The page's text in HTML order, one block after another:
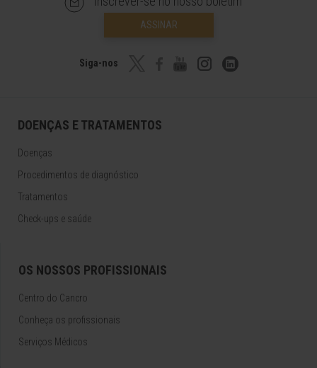
ASSINAR
Siga-nos
DOENÇAS E TRATAMENTOS
Doenças
Procedimentos de diagnóstico
Tratamentos
Check-ups e saúde
OS NOSSOS PROFISSIONAIS
Centro do Cancro
Conheça os profissionais
Serviços Médicos